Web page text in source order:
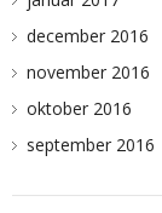
december 2016
november 2016
oktober 2016
september 2016